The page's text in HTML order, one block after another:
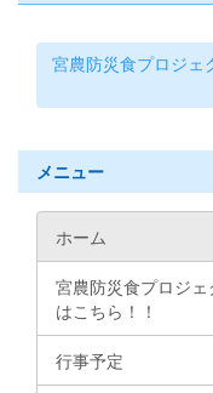
宮農防災食プロジ
メニュー
ホーム
宮農防災食プロジ
はこちら！！
行事予定